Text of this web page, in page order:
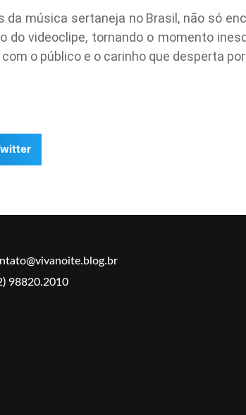
da música sertaneja no Brasil, não só
do videoclipe, tornando o momento
o público e o carinho que desperta
98820.2010